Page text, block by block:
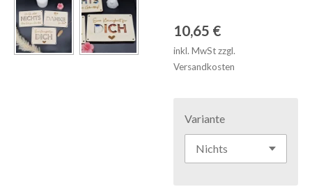
10,65 €
inkl. MwSt zzgl.
Versandkosten
Variante